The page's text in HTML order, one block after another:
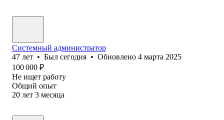
Системный администратор
47 лет • Был сегодня • Обновлено 4 марта 2025
100 000 ₽
Не ищет работу
Общий опыт
20 лет 3 месяца